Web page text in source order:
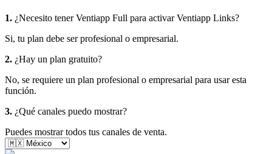
1. ¿Necesito tener Ventiapp Full para activar Ventiapp Links?
Si, tu plan debe ser profesional o empresarial.
2. ¿Hay un plan gratuito?
No, se requiere un plan profesional o empresarial para usar esta
función.
3. ¿Qué canales puedo mostrar?
Puedes mostrar todos tus canales de venta.